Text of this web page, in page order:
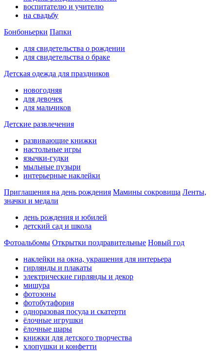
воспитателю и учителю
на свадьбу
Бонбоньерки Папки
для свидетельства о рождении
для свидетельства о браке
Детская одежда для праздников
новогодняя
для девочек
для мальчиков
Детские развлечения
развивающие книжки
настольные игры
язычки-гудки
мыльные пузыри
интерьерные наклейки
Приглашения на день рождения Мамины сокровища Ленты,
значки и медали
день рождения и юбилей
детский сад и школа
Фотоальбомы Открытки поздравительные Новый год
наклейки на окна, украшения для интерьера
гирлянды и плакаты
электрические гирлянды и декор
мишура
фотозоны
фотобутафория
одноразовая посуда и скатерти
ёлочные игрушки
ёлочные шары
книжки для детского творчества
хлопушки и конфетти